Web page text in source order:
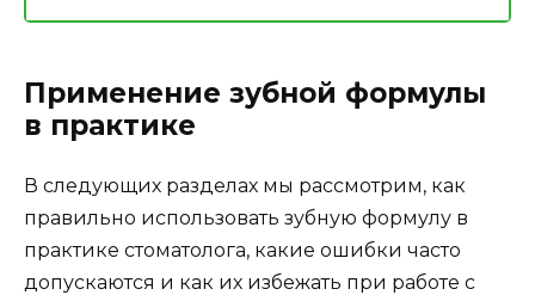
Применение зубной формулы
в практике
В следующих разделах мы рассмотрим, как
правильно использовать зубную формулу в
практике стоматолога, какие ошибки часто
допускаются и как их избежать при работе с